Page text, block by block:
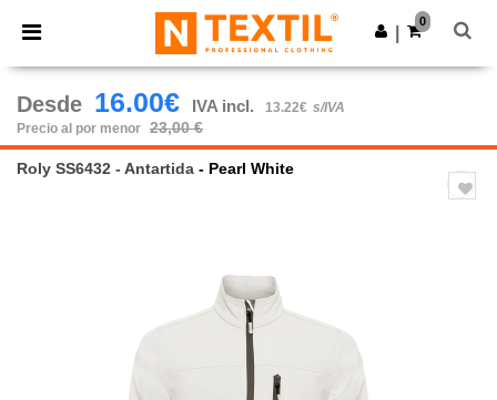
× App de Ntextil
¡Mejores precios en app!
Descargar app
0
Desde 16.00€ IVA incl. 13.22€ s/IVA
Precio al por menor 23,00 €
Roly SS6432 - Antartida - Pearl White